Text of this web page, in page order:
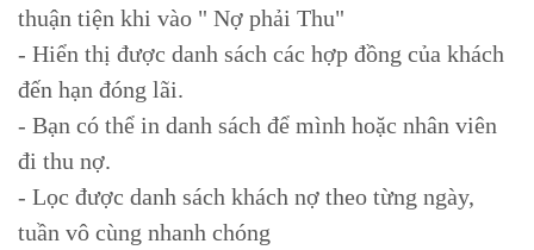
thuận tiện khi vào " Nợ phải Thu"
- Hiển thị được danh sách các hợp đồng của khách
đến hạn đóng lãi.
- Bạn có thể in danh sách để mình hoặc nhân viên
đi thu nợ.
- Lọc được danh sách khách nợ theo từng ngày,
tuần vô cùng nhanh chóng